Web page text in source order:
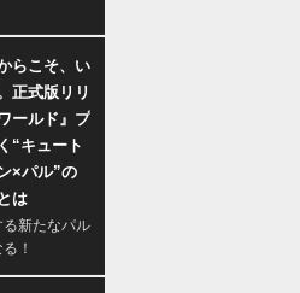
らこそ、い
正式版リリ
ールド』プ
“キュート
×パル”の
は
新たなパル
！